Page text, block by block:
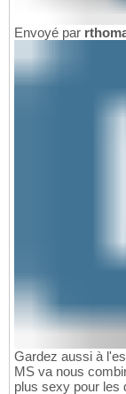
Envoyé par
Gardez aussi à
MS va nous
plus sexy pour les